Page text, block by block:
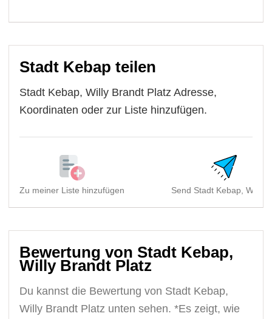
Stadt Kebap teilen
Stadt Kebap, Willy Brandt Platz Adresse,
Koordinaten oder zur Liste hinzufügen.
Zu meiner Liste hinzufügen Send Stadt Kebap, Willy
Bewertung von Stadt Kebap,
Willy Brandt Platz
Du kannst die Bewertung von Stadt Kebap,
Willy Brandt Platz unten sehen. *Es zeigt, wie